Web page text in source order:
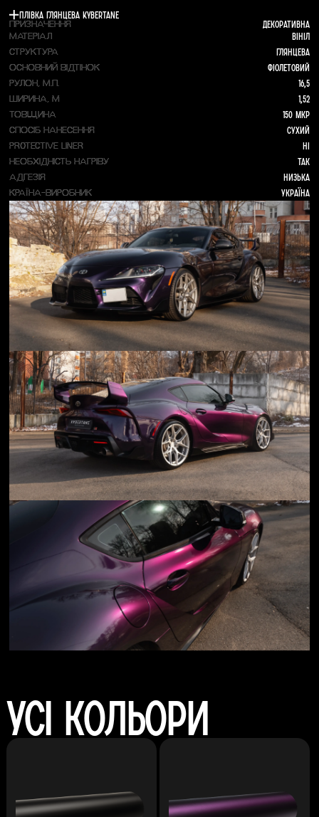
Плівка глянцева Kybertane
ПРИЗНАЧЕННЯ Декоративна
МАТЕРІАЛ Вініл
СТРУКТУРА Глянцева
ОСНОВНИЙ ВІДТІНОК Фіолетовий
РУЛОН, М.П. 16,5
ШИРИНА, М 1,52
ТОВЩИНА 150 мкр
СПОСІБ НАНЕСЕННЯ Сухий
PROTECTIVE LINER Ні
НЕОБХІДНІСТЬ НАГРІВУ Так
АДГЕЗІЯ Низька
КРАЇНА-ВИРОБНИК Україна
Усі кольори